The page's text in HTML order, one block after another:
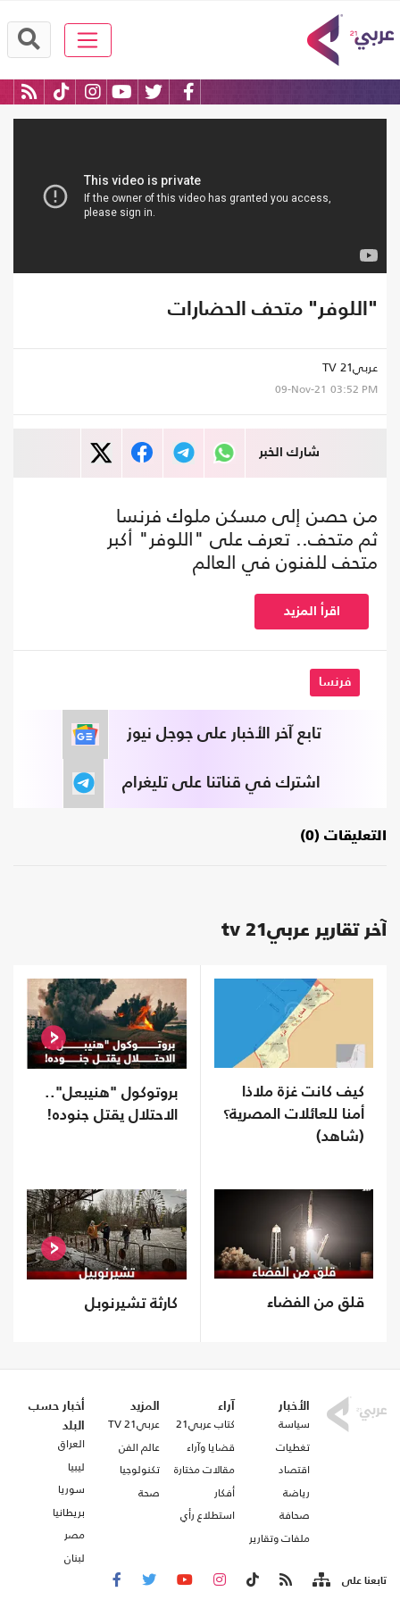
"اللوفر" متحف الحضارات
عربي21 TV
09-Nov-21 03:52 PM
شارك الخبر
من حصن إلى مسكن ملوك فرنسا
ثم متحف.. تعرف على "اللوفر" أكبر
متحف للفنون في العالم
اقرأ المزيد
فرنسا
تابع آخر الأخبار على جوجل نيوز
اشترك في قناتنا على تليغرام
التعليقات (0)
آخر تقارير عربي21 tv
كيف كانت غزة ملاذا
أمنا للعائلات المصرية؟
(شاهد)
بروتوكول "هنيبعل"..
الاحتلال يقتل جنوده!
قلق من الفضاء كارثة تشيرنوبل
الأخبار
سياسة
تغطيات
اقتصاد
رياضة
صحافة
ملفات وتقارير
آراء
كتاب عربي21
قضايا وآراء
مقالات مختارة
أفكار
استطلاع رأي
المزيد
عربي21 TV
عالم الفن
تكنولوجيا
صحة
أخبار حسب
البلد
العراق
ليبيا
سوريا
بريطانيا
مصر
لبنان
تابعنا على